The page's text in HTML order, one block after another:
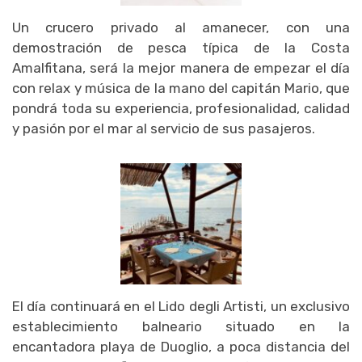
Un crucero privado al amanecer, con una
demostración de pesca típica de la Costa
Amalfitana, será la mejor manera de empezar el día
con relax y música de la mano del capitán Mario, que
pondrá toda su experiencia, profesionalidad, calidad
y pasión por el mar al servicio de sus pasajeros.
El día continuará en el Lido degli Artisti, un exclusivo
establecimiento balneario situado en la
encantadora playa de Duoglio, a poca distancia del